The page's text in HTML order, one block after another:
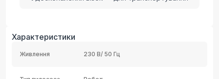
Характеристики
Живлення 230 В/ 50 Гц